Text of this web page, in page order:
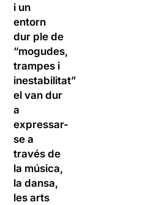
i un
entorn
dur ple de
“mogudes,
trampes i
inestabilitat”
el van dur
a
expressar-
se a
través de
la música,
la dansa,
les arts